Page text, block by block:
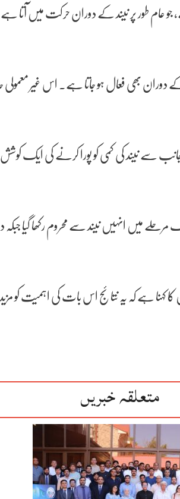
ہے، جو عام طور پر نیند کے دوران حرکت میں
کے دوران بھی فعال ہو جاتا ہے۔ اس غیر
نیند کی کمی کو پورا کرنے کی ایک کوشش
گئے۔ ایک مرحلے میں انہیں نیند سے محروم رکھا
کہنا ہے کہ یہ نتائج اس بات کی اہمیت
متعلقہ خبریں